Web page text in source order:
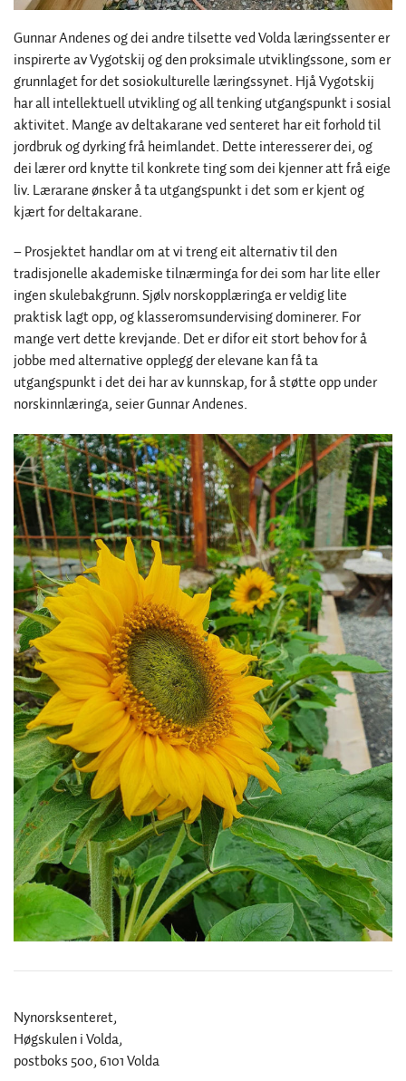
Gunnar Andenes og dei andre tilsette ved Volda læringssenter er
inspirerte av Vygotskij og den proksimale utviklingssone, som er
grunnlaget for det sosiokulturelle læringssynet. Hjå Vygotskij
har all intellektuell utvikling og all tenking utgangspunkt i sosial
aktivitet. Mange av deltakarane ved senteret har eit forhold til
jordbruk og dyrking frå heimlandet. Dette interesserer dei, og
dei lærer ord knytte til konkrete ting som dei kjenner att frå eige
liv. Lærarane ønsker å ta utgangspunkt i det som er kjent og
kjært for deltakarane.
– Prosjektet handlar om at vi treng eit alternativ til den
tradisjonelle akademiske tilnærminga for dei som har lite eller
ingen skulebakgrunn. Sjølv norskopplæringa er veldig lite
praktisk lagt opp, og klasseromsundervising dominerer. For
mange vert dette krevjande. Det er difor eit stort behov for å
jobbe med alternative opplegg der elevane kan få ta
utgangspunkt i det dei har av kunnskap, for å støtte opp under
norskinnlæringa, seier Gunnar Andenes.
Nynorsksenteret,
Høgskulen i Volda,
postboks 500, 6101 Volda